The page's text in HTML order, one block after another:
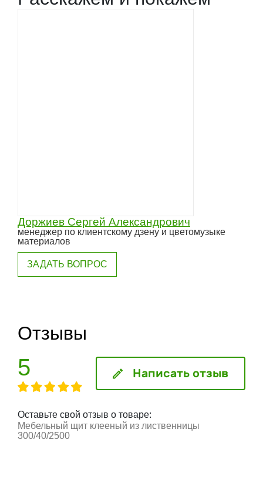
Доржиев Сергей Александрович
менеджер по клиентскому дзену и цветомузыке
материалов
ЗАДАТЬ ВОПРОС
Отзывы
5 Написать отзыв
Оставьте свой отзыв о товаре:
Мебельный щит клееный из лиственницы
300/40/2500